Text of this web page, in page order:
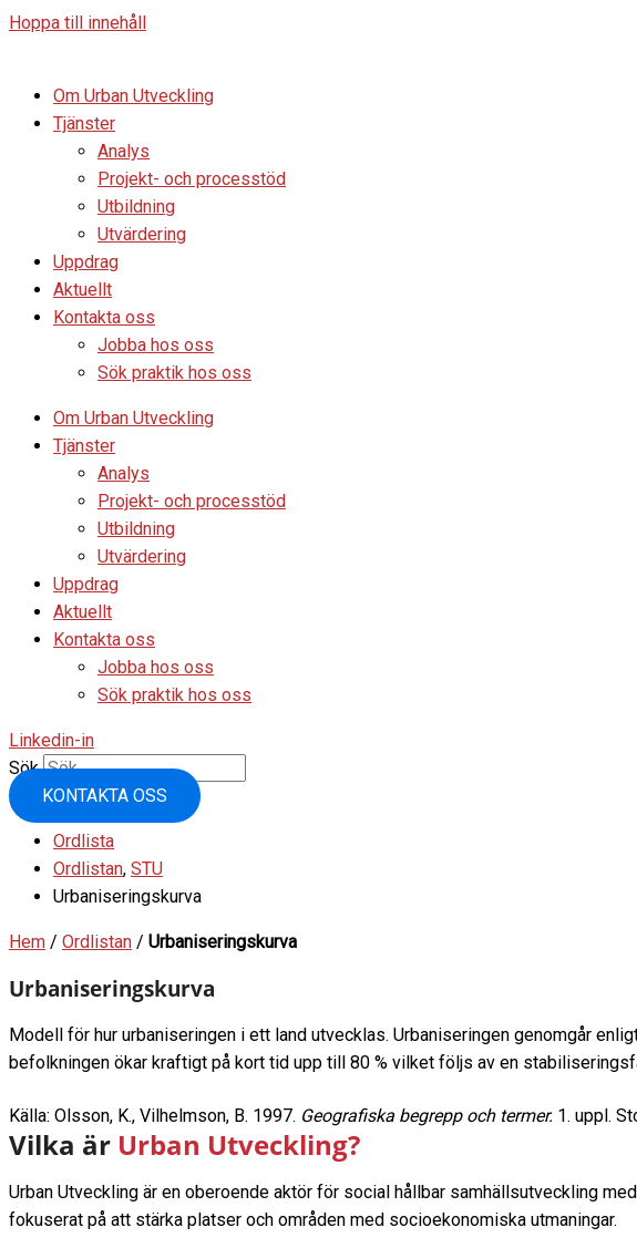
Hoppa till innehåll
Om Urban Utveckling
Tjänster
Analys
Projekt- och processtöd
Utbildning
Utvärdering
Uppdrag
Aktuellt
Kontakta oss
Jobba hos oss
Sök praktik hos oss
Om Urban Utveckling
Tjänster
Analys
Projekt- och processtöd
Utbildning
Utvärdering
Uppdrag
Aktuellt
Kontakta oss
Jobba hos oss
Sök praktik hos oss
Linkedin-in
Sök
KONTAKTA OSS
Ordlista
Ordlistan, STU
Urbaniseringskurva
Hem / Ordlistan / Urbaniseringskurva
Urbaniseringskurva
Modell för hur urbaniseringen i ett land utvecklas. Urbaniseringen genomgår
befolkningen ökar kraftigt på kort tid upp till 80 % vilket följs av en
Källa: Olsson, K., Vilhelmson, B. 1997. Geografiska begrepp och termer. 1. uppl.
Vilka är Urban Utveckling?
Urban Utveckling är en oberoende aktör för social hållbar samhällsutveckling
fokuserat på att stärka platser och områden med socioekonomiska utmaningar.